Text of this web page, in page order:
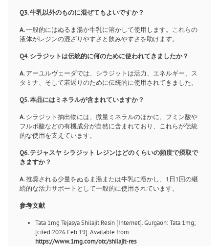
Q3. 牛乳以外のものに混ぜてもよいですか？
A.一般的にはぬるま湯か牛乳に溶かして使用します。これらの
液体がレジンの混ざりやすさと飲みやすさを助けます。
Q4. シラジットは伝統的に何のために使われてきましたか？
A.アーユルヴェーダでは、シラジットは活力、エネルギー、ス
タミナ、そして若返りのために伝統的に使用されてきました。
Q5. 本品にはミネラルが含まれていますか？
A.シラジット抽出物には、微量ミネラルのほかに、フミン酸や
フルボ酸などの有機成分が自然に含まれており、これらが伝統
的な使用を支えています。
Q6. テジャスヤ シラジット レジンはどのくらいの頻度で摂取で
きますか？
A.推奨される少量をぬるま湯または牛乳に溶かし、1日1回の継
続的な活力サポートとして一般的に使用されています。
参考文献
Tata 1mg Tejasya Shilajit Resin [Internet]. Gurgaon: Tata 1mg;
[cited 2026 Feb 19]. Available from:
https://www.1mg.com/otc/shilajit-res